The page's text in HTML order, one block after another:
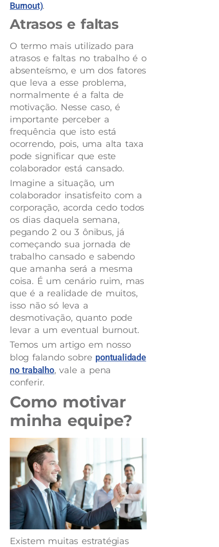
Burnout).
Atrasos e faltas
O termo mais utilizado para
atrasos e faltas no trabalho é o
absenteísmo, e um dos fatores
que leva a esse problema,
normalmente é a falta de
motivação. Nesse caso, é
importante perceber a
frequência que isto está
ocorrendo, pois, uma alta taxa
pode significar que este
colaborador está cansado.
Imagine a situação, um
colaborador insatisfeito com a
corporação, acorda cedo todos
os dias daquela semana,
pegando 2 ou 3 ônibus, já
começando sua jornada de
trabalho cansado e sabendo
que amanha será a mesma
coisa. É um cenário ruim, mas
que é a realidade de muitos,
isso não só leva a
desmotivação, quanto pode
levar a um eventual burnout.
Temos um artigo em nosso
blog falando sobre pontualidade
no trabalho, vale a pena
conferir.
Como motivar
minha equipe?
Existem muitas estratégias